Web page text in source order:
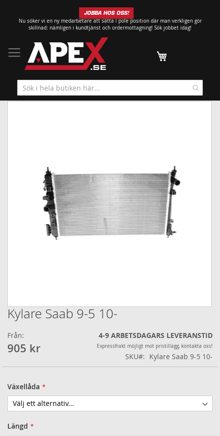
till
innehållet
JOBBA HOS OSS!
Nu söker vi en ny medarbetare att sätta i pole position där man verkligen gör
skillnad: nämligen i kundtjänst och ordermottagning! Sök jobbet idag!
Min kundvagn
Kylare Saab 9-5 10-
Från:
905 kr
4-9 ARBETSDAGARS LEVERANSTID
Expressfrakt möjligt mot pristillägg, kontakta oss!
SKU Kylare Saab 9-5 10-
Växellåda
Längd
Hoppa
till
början
av
bildgalleriet